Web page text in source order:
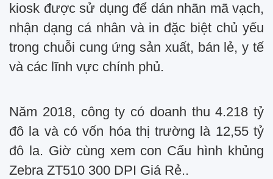
kiosk được sử dụng để dán nhãn mã vạch,
nhận dạng cá nhân và in đặc biệt chủ yếu
trong chuỗi cung ứng sản xuất, bán lẻ, y tế
và các lĩnh vực chính phủ.
Năm 2018, công ty có doanh thu 4.218 tỷ
đô la và có vốn hóa thị trường là 12,55 tỷ
đô la. Giờ cùng xem con Cấu hình khủng
Zebra ZT510 300 DPI Giá Rẻ..